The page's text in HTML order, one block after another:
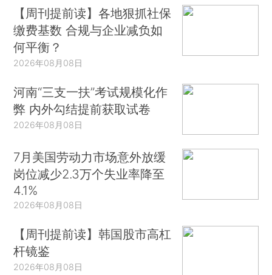
【周刊提前读】各地狠抓社保
缴费基数 合规与企业减负如
何平衡？
2026年08月08日
河南“三支一扶”考试规模化作
弊 内外勾结提前获取试卷
2026年08月08日
7月美国劳动力市场意外放缓
岗位减少2.3万个失业率降至
4.1%
2026年08月08日
【周刊提前读】韩国股市高杠
杆镜鉴
2026年08月08日